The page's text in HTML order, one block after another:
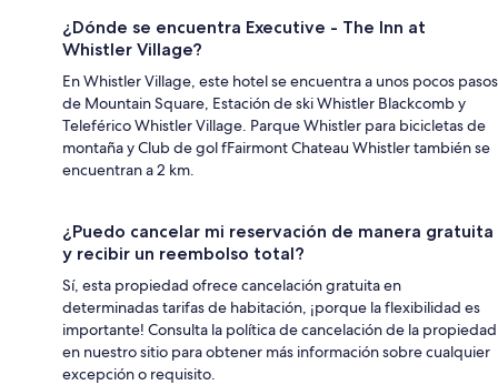
¿Dónde se encuentra Executive - The Inn at
Whistler Village?
En Whistler Village, este hotel se encuentra a unos pocos pasos
de Mountain Square, Estación de ski Whistler Blackcomb y
Teleférico Whistler Village. Parque Whistler para bicicletas de
montaña y Club de gol fFairmont Chateau Whistler también se
encuentran a 2 km.
¿Puedo cancelar mi reservación de manera gratuita
y recibir un reembolso total?
Sí, esta propiedad ofrece cancelación gratuita en
determinadas tarifas de habitación, ¡porque la flexibilidad es
importante! Consulta la política de cancelación de la propiedad
en nuestro sitio para obtener más información sobre cualquier
excepción o requisito.